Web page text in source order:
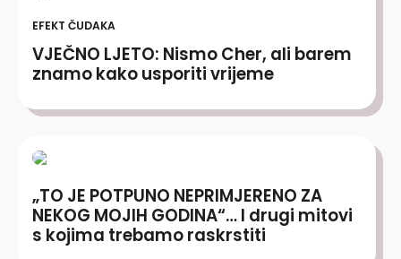
EFEKT ČUDAKA
VJEČNO LJETO: Nismo Cher, ali barem
znamo kako usporiti vrijeme
„TO JE POTPUNO NEPRIMJERENO ZA
NEKOG MOJIH GODINA“… I drugi mitovi
s kojima trebamo raskrstiti